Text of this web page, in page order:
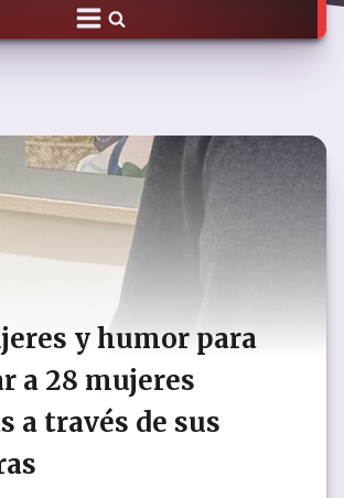
y humor para
a 28 mujeres
a través de sus